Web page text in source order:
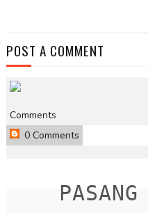
POST A COMMENT
Comments
0 Comments
PASANG